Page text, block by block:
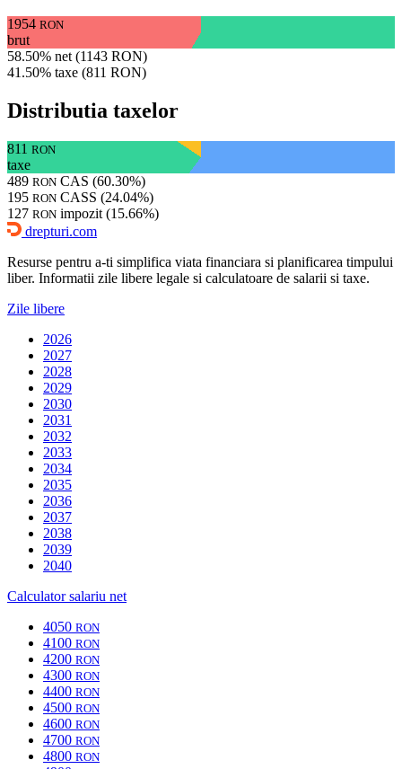
1954 RON
brut
58.50% net (1143 RON)
41.50% taxe (811 RON)
Distributia taxelor
811 RON
taxe
489 RON CAS (60.30%)
195 RON CASS (24.04%)
127 RON impozit (15.66%)
drepturi.com
Resurse pentru a-ti simplifica viata financiara si planificarea timpului
liber. Informatii zile libere legale si calculatoare de salarii si taxe.
Zile libere
2026
2027
2028
2029
2030
2031
2032
2033
2034
2035
2036
2037
2038
2039
2040
Calculator salariu net
4050 RON
4100 RON
4200 RON
4300 RON
4400 RON
4500 RON
4600 RON
4700 RON
4800 RON